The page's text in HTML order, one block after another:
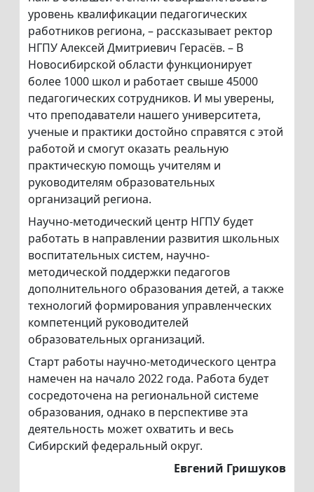
уровень квалификации педагогических
работников региона, – рассказывает ректор
НГПУ Алексей Дмитриевич Герасёв. – В
Новосибирской области функционирует
более 1000 школ и работает свыше 45000
педагогических сотрудников. И мы уверены,
что преподаватели нашего университета,
ученые и практики достойно справятся с этой
работой и смогут оказать реальную
практическую помощь учителям и
руководителям образовательных
организаций региона.
Научно-методический центр НГПУ будет
работать в направлении развития школьных
воспитательных систем, научно-
методической поддержки педагогов
дополнительного образования детей, а также
технологий формирования управленческих
компетенций руководителей
образовательных организаций.
Старт работы научно-методического центра
намечен на начало 2022 года. Работа будет
сосредоточена на региональной системе
образования, однако в перспективе эта
деятельность может охватить и весь
Сибирский федеральный округ.
Евгений Гришуков